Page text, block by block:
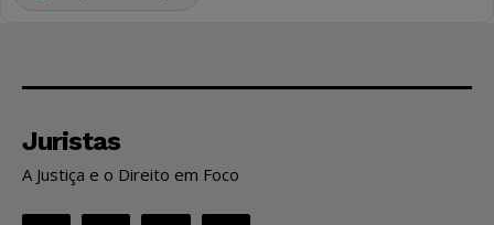
Juristas
A Justiça e o Direito em Foco